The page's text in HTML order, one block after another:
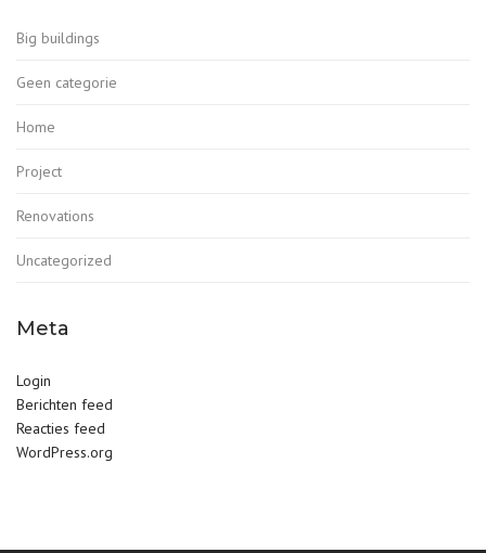
Big buildings
Geen categorie
Home
Project
Renovations
Uncategorized
Meta
Login
Berichten feed
Reacties feed
WordPress.org